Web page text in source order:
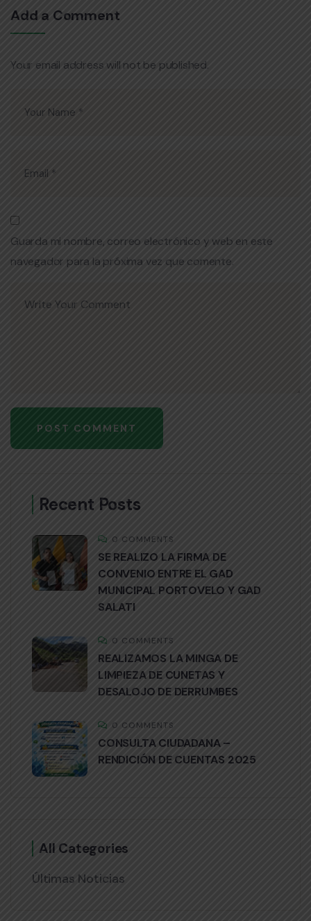
Add a Comment
Your email address will not be published.
Guarda mi nombre, correo electrónico y web en este
navegador para la próxima vez que comente.
Recent Posts
0 COMMENTS
SE REALIZO LA FIRMA DE
CONVENIO ENTRE EL GAD
MUNICIPAL PORTOVELO Y GAD
SALATI
0 COMMENTS
REALIZAMOS LA MINGA DE
LIMPIEZA DE CUNETAS Y
DESALOJO DE DERRUMBES
0 COMMENTS
CONSULTA CIUDADANA –
RENDICIÓN DE CUENTAS 2025
All Categories
Últimas Noticias